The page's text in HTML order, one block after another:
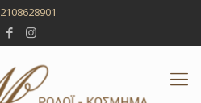
2108628901